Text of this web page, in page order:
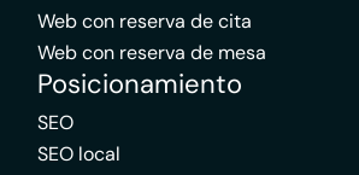
Web con reserva de cita
Web con reserva de mesa
Posicionamiento
SEO
SEO local